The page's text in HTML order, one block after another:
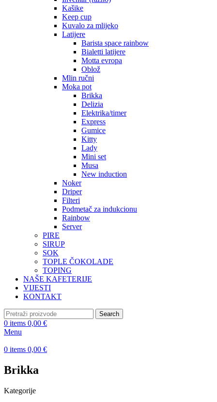
Kašike
Keep cup
Kuvalo za mlijeko
Latijere
Barista space rainbow
Bialetti latijere
Motta evropa
Oblož
Mlin ručni
Moka pot
Brikka
Delizia
Elektrika/timer
Express
Gumice
Kitty
Lady
Mini set
Musa
New induction
Noker
Driper
Filteri
Podmetač za indukcionu
Rainbow
Server
PIRE
SIRUP
SOK
TOPLE ČOKOLADE
TOPING
NAŠE KAFETERIJE
VIJESTI
KONTAKT
Search
0 items 0,00 €
Menu
0 items 0,00 €
Brikka
Kategorije